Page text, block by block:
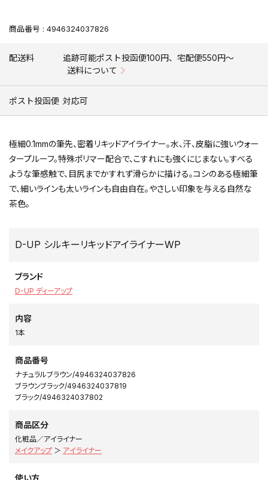
商品番号 4946324037826
配送料
追跡可能ポスト投函便100円、宅配便550円〜
送料について
ポスト投函便 対応可
極細0.1mmの筆先、密着リキッドアイライナー。水、汗、皮脂に強いウォー
タープルーフ。特殊ポリマー配合で、こすれにも強くにじまない。すべる
ような筆感触で、目尻までかすれず滑らかに描ける。コシのある極細筆
で、細いラインも太いラインも自由自在。やさしい印象を与える自然な
茶色。
D-UP シルキーリキッドアイライナーWP
ブランド
D-UP ディーアップ
内容
1本
商品番号
ナチュラルブラウン/4946324037826
ブラウンブラック/4946324037819
ブラック/4946324037802
商品区分
化粧品／アイライナー
メイクアップ ＞ アイライナー
使い方